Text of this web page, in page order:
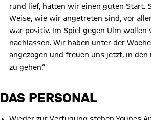
rund lief, hatten wir einen guten Start.
Weise, wie wir angetreten sind, vor
war positiv. Im Spiel gegen Ulm
nachlassen. Wir haben unter der
angezogen und freuen uns jetzt, in
zu gehen.“
DAS PERSONAL